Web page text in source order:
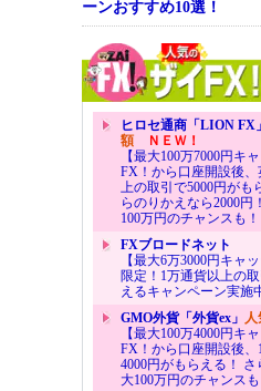
ーンおすすめ10選！
ヒロセ通商「LION FX
額ＮＥＷ！
【最大100万7000円キ
FX！から口座開設後
上の取引で5000円がも
らのりかえなら2000円
100万円のチャンスも！
FXブロードネット
【最大6万3000円キャ
限定！1万通貨以上の
えるキャンペーン実施
GMO外貨「外貨ex」 人
【最大100万4000円キ
FX！から口座開設後
4000円がもらえる！
大100万円のチャンスも